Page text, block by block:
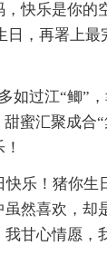
快乐是你的
日，再署上最
如过江“鲫”
蜜汇聚成合
快乐！猪你生
然喜欢，却
甘心情愿，